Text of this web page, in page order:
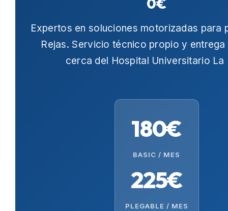
Expertos en soluciones motorizadas para
Rejas. Servicio técnico propio y entrega
cerca del Hospital Universitario La
180€
BASIC / MES
225€
PLEGABLE / MES